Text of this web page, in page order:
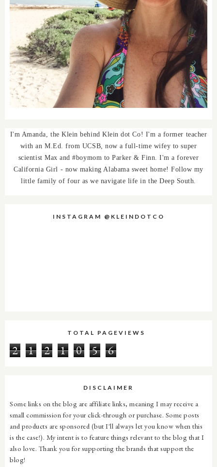
I'm Amanda, the Klein behind Klein dot Co! I'm a former teacher
with an M.Ed. from UCSB, now a full-time wifey to super
scientist Max and #boymom to Parker & Finn. I'm a forever
California Girl - now making Alabama sweet home! Follow my
little family of four as we navigate life in the Deep South.
INSTAGRAM @KLEINDOTCO
TOTAL PAGEVIEWS
2 1 2 1 0 5 6
DISCLAIMER
Some links on the blog are affiliate links, meaning I may receive a
small commission for your click-through or purchase. Some posts
and products are sponsored (but I'll always let you know when this
is the case!). My intent is to feature things relevant to the blog that I
also love. Thank you for supporting the brands that support the
blog!